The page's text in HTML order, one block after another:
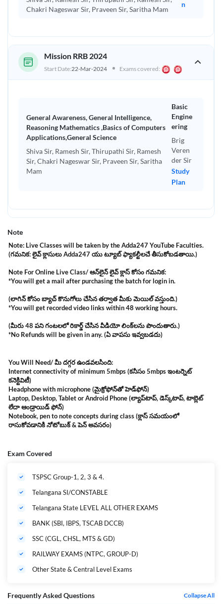
Chakri Nageswar Sir, Praveen Sir, Saritha Mam
n
Mission RRB 2024
Start Date:22-Mar-2024 Exams covered:
General Awareness, General Intelligence,
Reasoning Mathematics ,Basics of Computers
Applications,General Science
Shiva Sir, Ramesh Sir, Thirupathi Sir, Ramesh
Sir, Chakri Nageswar Sir, Praveen Sir, Saritha
Mam
Basic
Engine
ering
Brig
Veren
der Sir
Study
Plan
Note
Note: Live Classes will be taken by the Adda247 YouTube Faculties.
(గమనిక: లైవ్ క్లాసులు Adda247 యు ట్యూబ్ ఫ్యాకల్టీలచే తీసుకోబడతాయి.)
Note For Online Live Class/ ఆన్‌లైన్ లైవ్ క్లాస్ కోసం గమనిక:
*You will get a mail after purchasing the batch for login in.
(లాగిన్ కోసం బ్యాచ్ కొనుగోలు చేసిన తర్వాత మీకు మెయిల్ వస్తుంది.)
*You will get recorded video links within 48 working hours.
(మీరు 48 పని గంటలలో రికార్డ్ చేసిన వీడియో లింక్‌లను పొందుతారు.)
*No Refunds will be given in any. (ఏ వాపసు ఇవ్వబడదు)
You Will Need/ మీ దగ్గర ఉండవలసింది:
Internet connectivity of minimum 5mbps (కనీసం 5mbps ఇంటర్నెట్
కనెక్టివిటీ)
Headphone with microphone (మైక్రోఫోన్‌తో హెడ్‌ఫోన్)
Laptop, Desktop, Tablet or Android Phone (ల్యాప్‌టాప్, డెస్క్‌టాప్, టాబ్లెట్
లేదా ఆండ్రాయిడ్ ఫోన్)
Notebook, pen to note concepts during class (క్లాస్ సమయంలో
రాసుకోవడానికి నోటోబుక్ & పెన్ అవసరం)
Exam Covered
TSPSC Group-1, 2, 3 & 4.
Telangana SI/CONSTABLE
Telangana State LEVEL ALL OTHER EXAMS
BANK (SBI, IBPS, TSCAB DCCB)
SSC (CGL, CHSL, MTS & GD)
RAILWAY EXAMS (NTPC, GROUP-D)
Other State & Central Level Exams
Frequently Asked Questions Collapse All